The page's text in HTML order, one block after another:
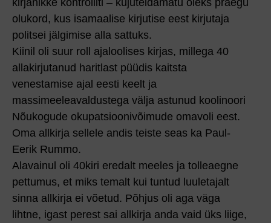
olukord, kus isamaalise kirjutise eest kirjutaja
politsei jälgimise alla sattuks.
Kiinil oli suur roll ajaloolises kirjas, millega 40
allakirjutanud haritlast püüdis kaitsta
venestamise ajal eesti keelt ja
massimeeleavaldustega välja astunud koolinoori
Nõukogude okupatsioonivõimude omavoli eest.
Oma allkirja sellele andis teiste seas ka Paul-
Eerik Rummo.
Alavainul oli 40kiri eredalt meeles ja tolleaegne
pettumus, et miks temalt kui tuntud luuletajalt
sinna allkirja ei võetud. Põhjus oli aga väga
lihtne, igast perest sai allkirja anda vaid üks liige,